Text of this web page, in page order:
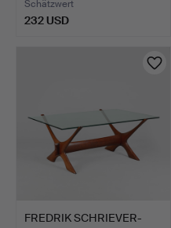
Schätzwert
232 USD
FREDRIK SCHRIEVER-